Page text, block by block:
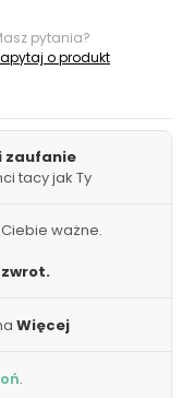
pytania?
o produkt
zaufanie
tacy jak Ty
ważne.
Więcej
.